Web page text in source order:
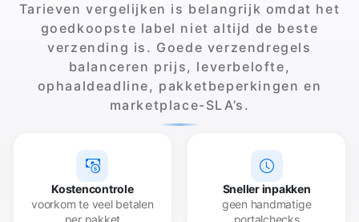
Tarieven vergelijken is belangrijk omdat het
goedkoopste label niet altijd de beste
verzending is. Goede verzendregels
balanceren prijs, leverbelofte,
ophaaldeadline, pakketbeperkingen en
marketplace-SLA’s.
Kostencontrole
voorkom te veel betalen
Sneller inpakken
geen handmatige